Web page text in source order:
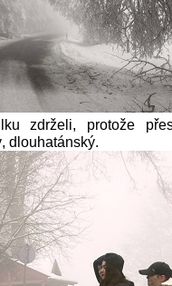
zdrželi, protože
dlouhatánský.